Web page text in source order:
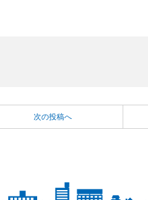
次の投稿へ